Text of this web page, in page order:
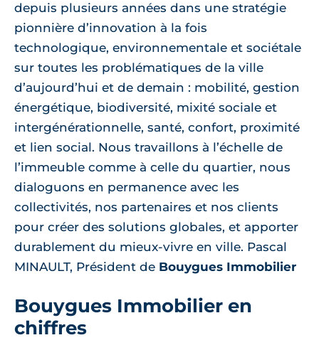
depuis plusieurs années dans une stratégie
pionnière d’innovation à la fois
technologique, environnementale et sociétale
sur toutes les problématiques de la ville
d’aujourd’hui et de demain : mobilité, gestion
énergétique, biodiversité, mixité sociale et
intergénérationnelle, santé, confort, proximité
et lien social. Nous travaillons à l’échelle de
l’immeuble comme à celle du quartier, nous
dialoguons en permanence avec les
collectivités, nos partenaires et nos clients
pour créer des solutions globales, et apporter
durablement du mieux-vivre en ville. Pascal
MINAULT, Président de Bouygues Immobilier
Bouygues Immobilier en
chiffres